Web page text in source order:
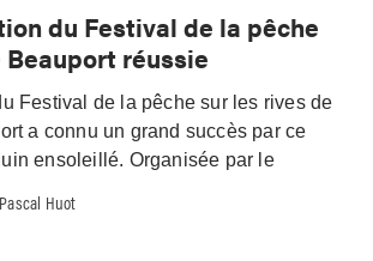
du Festival de la pêche
réussie
Festival de la pêche sur les rives de
a connu un grand succès par ce
ensoleillé. Organisée par le
Pascal Huot